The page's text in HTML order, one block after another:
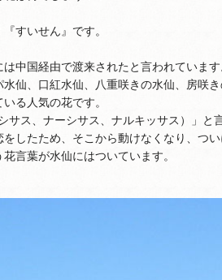
すいせん』です。
中国経由で渡来されたと言われています
仙、口紅水仙、八重咲きの水仙、房咲
る人気の花です。
ス、ナーシサス、ナルキッサス）」と
したため、そこから動けなくなり、つ
言葉が水仙にはついています。